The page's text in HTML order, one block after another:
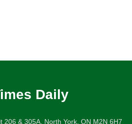
Daily
206 & 305A, North York, ON M2N 6H7